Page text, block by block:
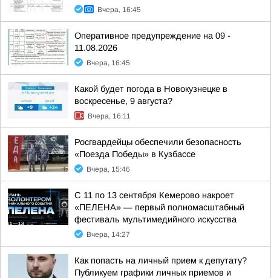
Вчера, 16:45
Оперативное предупреждение на 09 -
11.08.2026
Вчера, 16:45
Какой будет погода в Новокузнецке в
воскресенье, 9 августа?
Вчера, 16:11
Росгвардейцы обеспечили безопасность
«Поезда Победы» в Кузбассе
Вчера, 15:46
С 11 по 13 сентября Кемерово накроет
«ПЕЛЕНА» — первый полномасштабный
фестиваль мультимедийного искусства
Вчера, 14:27
Как попасть на личный прием к депутату?
Публикуем графики личных приемов и